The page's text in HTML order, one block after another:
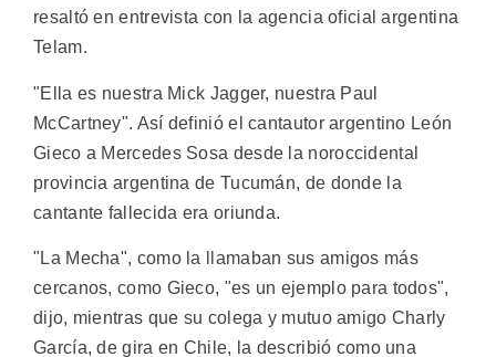
resaltó en entrevista con la agencia oficial argentina
Telam.
"Ella es nuestra Mick Jagger, nuestra Paul
McCartney". Así definió el cantautor argentino León
Gieco a Mercedes Sosa desde la noroccidental
provincia argentina de Tucumán, de donde la
cantante fallecida era oriunda.
"La Mecha", como la llamaban sus amigos más
cercanos, como Gieco, "es un ejemplo para todos",
dijo, mientras que su colega y mutuo amigo Charly
García, de gira en Chile, la describió como una